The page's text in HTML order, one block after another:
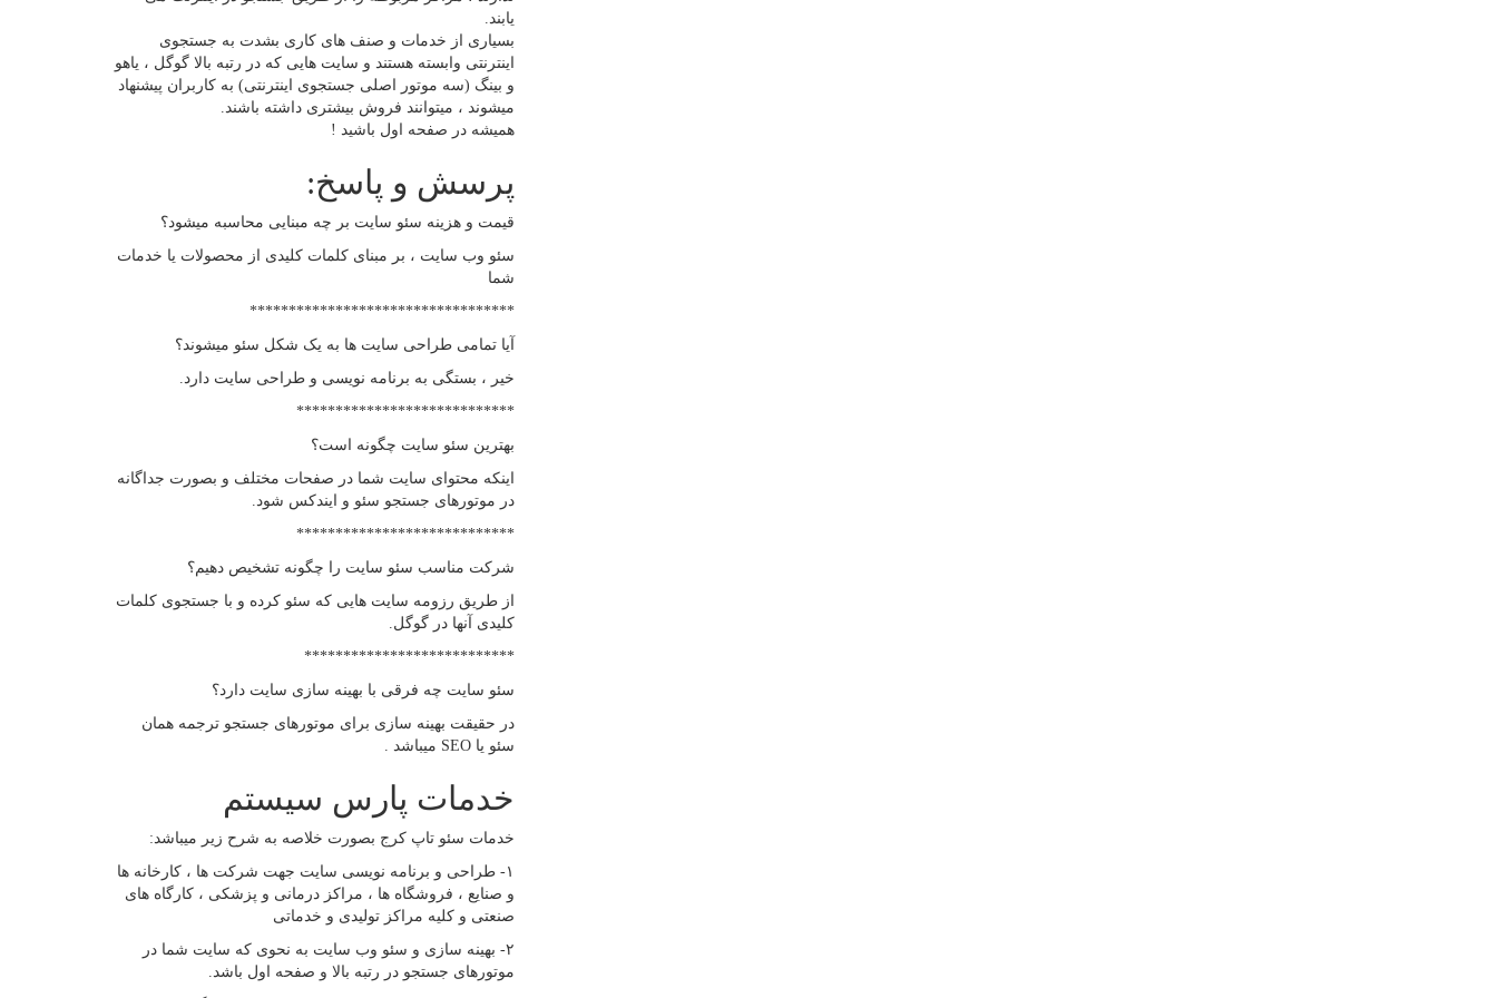
یابند.
بسیاری از خدمات و صنف های کاری بشدت به جستجوی
اینترنتی وابسته هستند و سایت هایی که در رتبه بالا گوگل ، یاهو
و بینگ (سه موتور اصلی جستجوی اینترنتی) به کاربران پیشنهاد
میشوند ، میتوانند فروش بیشتری داشته باشند.
همیشه در صفحه اول باشید !
پرسش و پاسخ:
قیمت و هزینه سئو سایت بر چه مبنایی محاسبه میشود؟
سئو وب سایت ، بر مبنای کلمات کلیدی از محصولات یا خدمات
شما
**********************************
آیا تمامی طراحی سایت ها به یک شکل سئو میشوند؟
خیر ، بستگی به برنامه نویسی و طراحی سایت دارد.
****************************
بهترین سئو سایت چگونه است؟
اینکه محتوای سایت شما در صفحات مختلف و بصورت جداگانه
در موتورهای جستجو سئو و ایندکس شود.
****************************
شرکت مناسب سئو سایت را چگونه تشخیص دهیم؟
از طریق رزومه سایت هایی که سئو کرده و با جستجوی کلمات
کلیدی آنها در گوگل.
***************************
سئو سایت چه فرقی با بهینه سازی سایت دارد؟
در حقیقت بهینه سازی برای موتورهای جستجو ترجمه همان
سئو یا SEO میباشد .
خدمات پارس سیستم
خدمات سئو تاپ کرج بصورت خلاصه به شرح زیر میباشد:
۱- طراحی و برنامه نویسی سایت جهت شرکت ها ، کارخانه ها
و صنایع ، فروشگاه ها ، مراکز درمانی و پزشکی ، کارگاه های
صنعتی و کلیه مراکز تولیدی و خدماتی
۲- بهینه سازی و سئو وب سایت به نحوی که سایت شما در
موتورهای جستجو در رتبه بالا و صفحه اول باشد.